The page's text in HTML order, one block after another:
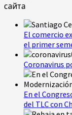
сайта
El comercio
el primer
Coronavirus
En el
del TLC con